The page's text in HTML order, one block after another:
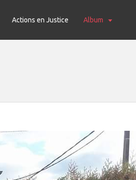
Actions en Justice Album